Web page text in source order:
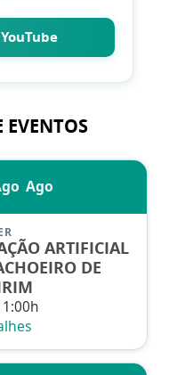
EVENTOS
Ago
ARTIFICIAL
DE